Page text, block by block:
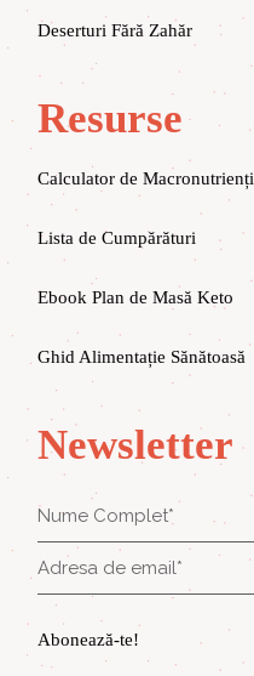
Deserturi Fără Zahăr
Resurse
Calculator de Macronutrienți
Lista de Cumpărături
Ebook Plan de Masă Keto
Ghid Alimentație Sănătoasă
Newsletter
Abonează-te!